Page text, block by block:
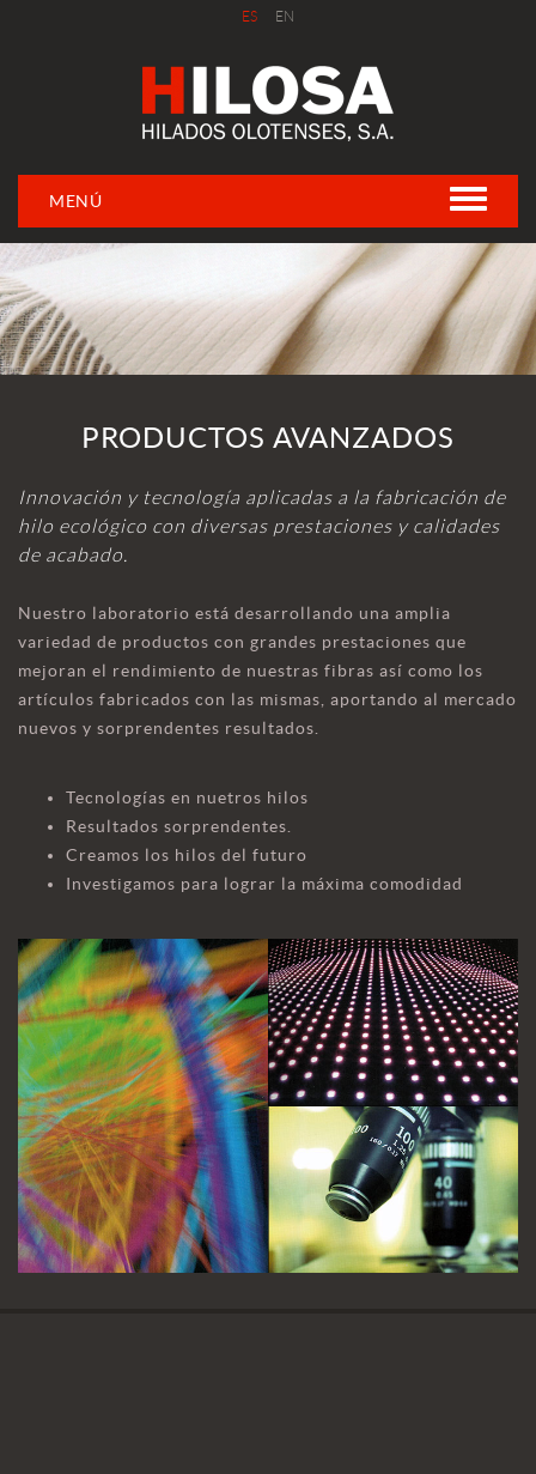
ES EN
MENÚ
PRODUCTOS AVANZADOS
Innovación y tecnología aplicadas a la fabricación de
hilo ecológico con diversas prestaciones y calidades
de acabado.
Nuestro laboratorio está desarrollando una amplia
variedad de productos con grandes prestaciones que
mejoran el rendimiento de nuestras fibras así como los
artículos fabricados con las mismas, aportando al mercado
nuevos y sorprendentes resultados.
Tecnologías en nuetros hilos
Resultados sorprendentes.
Creamos los hilos del futuro
Investigamos para lograr la máxima comodidad